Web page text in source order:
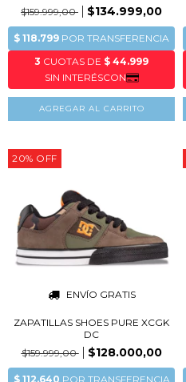
$159.999,00
$134.999,00
AGREGAR AL CARRITO
20% OFF
ENVÍO GRATIS
ZAPATILLAS SHOES PURE XCGK
DC
$159.999,00
$128.000,00